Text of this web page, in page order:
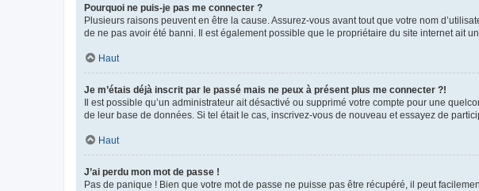
Pourquoi ne puis-je pas me connecter ?
Plusieurs raisons peuvent en être la cause. Assurez-vous avant tout que votre nom
de ne pas avoir été banni. Il est également possible que le propriétaire du site internet ait
Haut
Je m’étais déjà inscrit par le passé mais ne peux à présent plus me connecter ?!
Il est possible qu’un administrateur ait désactivé ou supprimé votre compte pour une
de leur base de données. Si tel était le cas, inscrivez-vous de nouveau et essayez de
Haut
J’ai perdu mon mot de passe !
Pas de panique ! Bien que votre mot de passe ne puisse pas être récupéré, il peut